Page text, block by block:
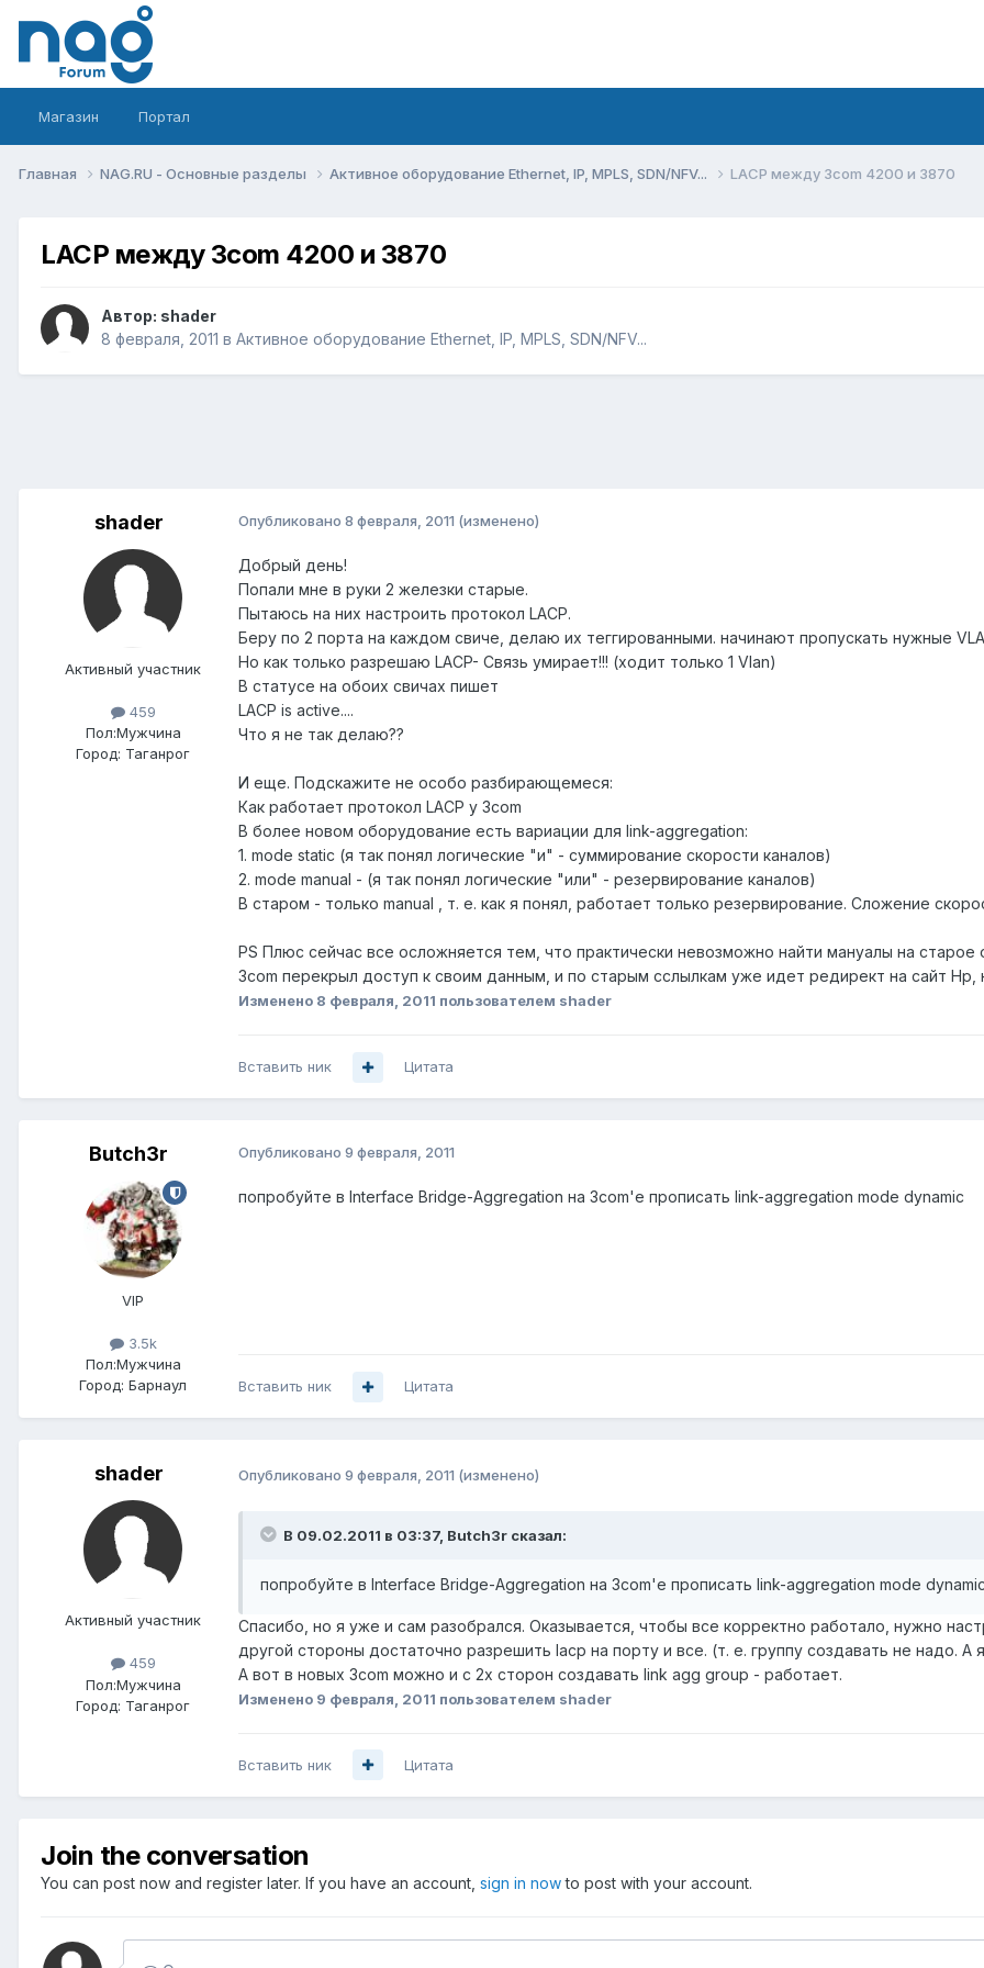
Магазин Портал
Главная NAG.RU - Основные разделы Активное оборудование Ethernet, IP, MPLS, SDN/NFV... LACP между 3com 4200 и 3870
LACP между 3com 4200 и 3870
Автор: shader
8 февраля, 2011 в Активное оборудование Ethernet, IP, MPLS, SDN/NFV...
shader
Активный участник
459
Пол:Мужчина
Город: Таганрог
Опубликовано 8 февраля, 2011 (изменено)
Добрый день!
Попали мне в руки 2 железки старые.
Пытаюсь на них настроить протокол LACP.
Беру по 2 порта на каждом свиче, делаю их теггированными. начинают пропускать нужные
Но как только разрешаю LACP- Связь умирает!!! (ходит только 1 Vlan)
В статусе на обоих свичах пишет
LACP is active....
Что я не так делаю??
И еще. Подскажите не особо разбирающемeся:
Как работает протокол LACP у 3com
В более новом оборудование есть вариации для link-aggregation:
1. mode static (я так понял логические "и" - суммирование скорости каналов)
2. mode manual - (я так понял логические "или" - резервирование каналов)
В старом - только manual , т. е. как я понял, работает только резервирование. Сложение
PS Плюс сейчас все осложняется тем, что практически невозможно найти мануалы на старое
3com перекрыл доступ к своим данным, и по старым сслылкам уже идет редирект на сайт Hp,
Изменено 8 февраля, 2011 пользователем shader
Вставить ник Цитата
Butch3r
VIP
3.5k
Пол:Мужчина
Город: Барнаул
Опубликовано 9 февраля, 2011
попробуйте в Interface Bridge-Aggregation на 3com'е прописать link-aggregation mode dynamic
Вставить ник Цитата
shader
Активный участник
459
Пол:Мужчина
Город: Таганрог
Опубликовано 9 февраля, 2011 (изменено)
В 09.02.2011 в 03:37, Butch3r сказал:
попробуйте в Interface Bridge-Aggregation на 3com'е прописать link-aggregation mode dynamic
Спасибо, но я уже и сам разобрался. Оказывается, чтобы все корректно работало, нужно
другой стороны достаточно разрешить lacp на порту и все. (т. е. группу создавать не надо.
А вот в новых 3com можно и с 2х сторон создавать link agg group - работает.
Изменено 9 февраля, 2011 пользователем shader
Вставить ник Цитата
Join the conversation
You can post now and register later. If you have an account, sign in nowto post with your account.